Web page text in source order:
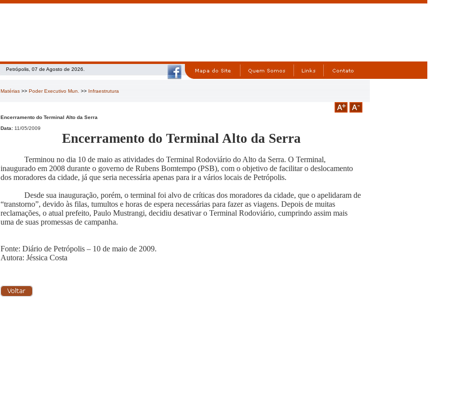
Petrópolis, 07 de Agosto de 2026.
Matérias >> Poder Executivo Mun. >> Infraestrutura
Encerramento do Terminal Alto da Serra
Data: 11/05/2009
Encerramento do Terminal Alto da Serra
Terminou no dia 10 de maio as atividades do Terminal Rodoviário do Alto da Serra. O Terminal,
inaugurado em 2008 durante o governo de Rubens Bomtempo (PSB), com o objetivo de facilitar o deslocamento
dos moradores da cidade, já que seria necessária apenas para ir a vários locais de Petrópolis.
Desde sua inauguração, porém, o terminal foi alvo de críticas dos moradores da cidade, que o apelidaram de
“transtorno”, devido às filas, tumultos e horas de espera necessárias para fazer as viagens. Depois de muitas
reclamações, o atual prefeito, Paulo Mustrangi, decidiu desativar o Terminal Rodoviário, cumprindo assim mais
uma de suas promessas de campanha.
Fonte: Diário de Petrópolis – 10 de maio de 2009.
Autora: Jéssica Costa